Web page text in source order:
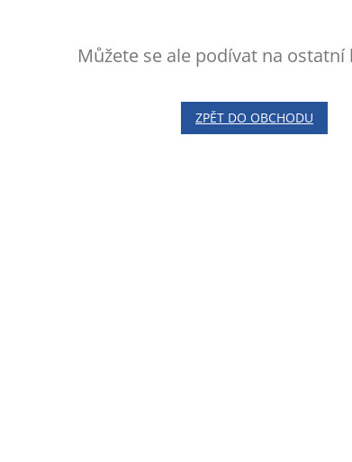
Můžete se ale podívat na ostatní
ZPĚT DO OBCHODU